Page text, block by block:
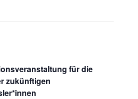
für die
zukünftigen